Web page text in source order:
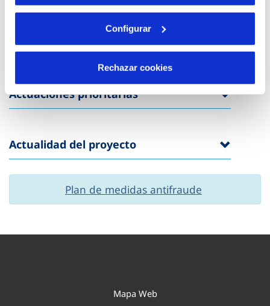
Configurar
Rechazar cookies
del Agua, en el marco del Plan de Recuperación,
Transformación y Resiliencia financiado por la
Unión Europea NextGenerationEU.
Actuaciones prioritarias
Actualidad del proyecto
Plan de medidas antifraude
Mapa Web